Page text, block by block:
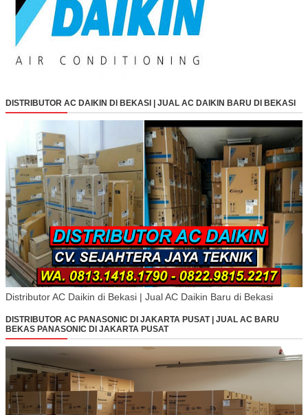
DISTRIBUTOR AC DAIKIN DI BEKASI | JUAL AC DAIKIN BARU DI BEKASI
Distributor AC Daikin di Bekasi | Jual AC Daikin Baru di Bekasi
DISTRIBUTOR AC PANASONIC DI JAKARTA PUSAT | JUAL AC BARU
BEKAS PANASONIC DI JAKARTA PUSAT